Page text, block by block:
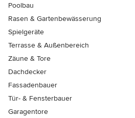
Poolbau
Rasen & Gartenbewässerung
Spielgeräte
Terrasse & Außenbereich
Zäune & Tore
Dachdecker
Fassadenbauer
Tür- & Fensterbauer
Garagentore